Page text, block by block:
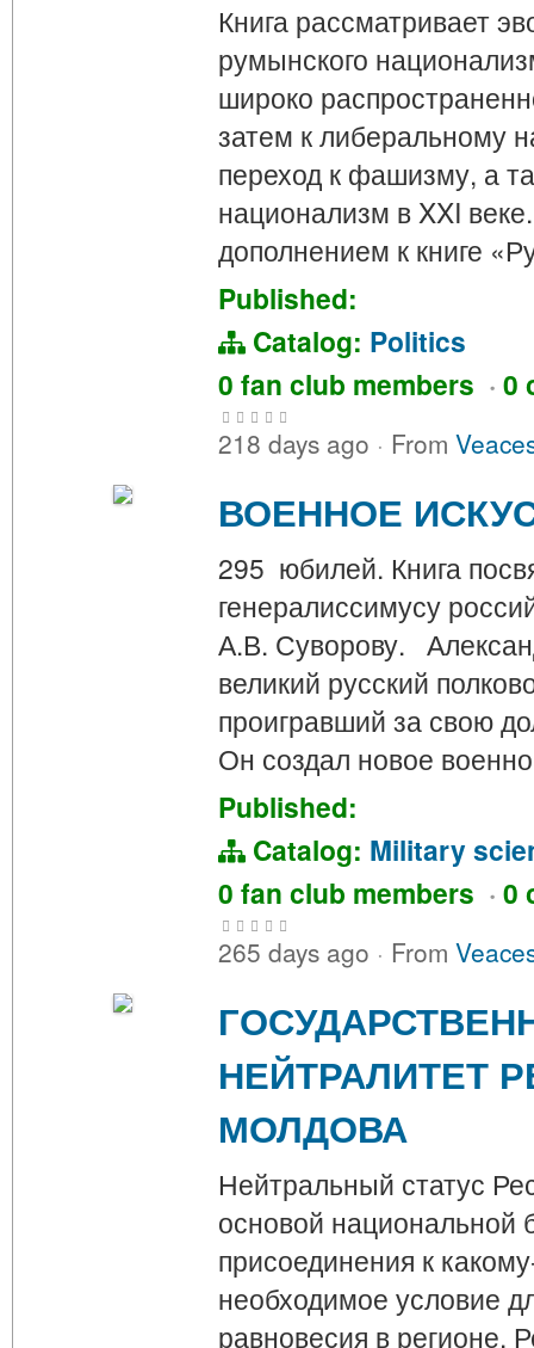
Книга рассматривает
румынского
широко
затем к либеральному
переход к фашизму, а
национализм в XXI
дополнением к книге
Published:
Catalog: Politics
0 fan club members · 0
218 days ago · From
ВОЕННОЕ
295 юбилей. Книга
генералиссимусу
А.В. Суворову.
великий русский
проигравший за свою
Он создал новое
Published:
Catalog: Military
0 fan club members · 0
265 days ago · From
НЕЙТРАЛИТЕТ
МОЛДОВА
Нейтральный статус
основой национальной
присоединения к
необходимое условие
равновесия в регионе.